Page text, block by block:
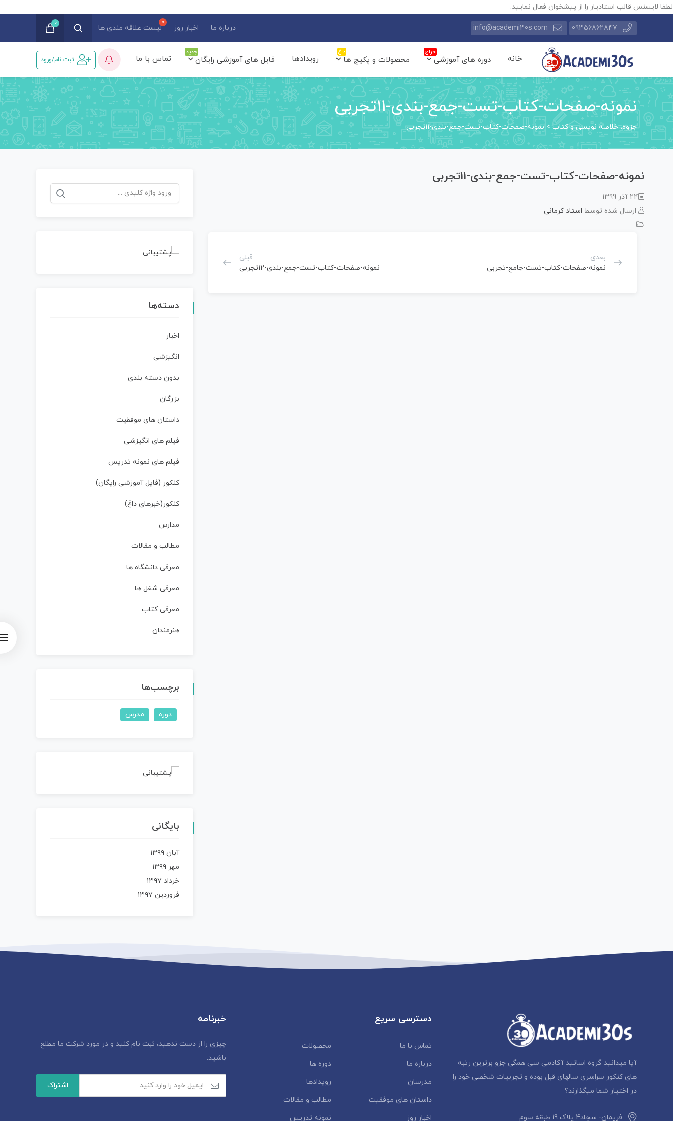
لطفا لایسنس قالب استادیار را از پیشخوان فعال نمایید.
09356862847
info@academi30s.com درباره ما اخبار روز لیست علاقه مندی ها
0
خانه دوره های آموزشی
حراج
محصولات و پکیج ها
داغ
رویدادها فایل های آموزشی رایگان
جدید
تماس با ما ثبت نام/ورود
نمونه-صفحات-کتاب-تست-جمع-بندی-11تجربی
جزوه، خلاصه نویسی و کتاب>نمونه-صفحات-کتاب-تست-جمع-بندی-11تجربی
نمونه-صفحات-کتاب-تست-جمع-بندی-11تجربی
24 آذر 1399
ارسال شده توسط استاد کرمانی
بعدی
نمونه-صفحات-کتاب-تست-جامع-تجربی
قبلی
نمونه-صفحات-کتاب-تست-جمع-بندی-12تجربی
جستجو
برای:
دسته‌ها
اخبار
انگیزشی
بدون دسته بندی
بزرگان
داستان‌ های موفقیت
فیلم های انگیزشی
فیلم های نمونه تدریس
کنکور (فایل آموزشی رایگان)
کنکور(خبرهای داغ)
مدارس
مطالب و مقالات
معرفی دانشگاه ها
معرفی شغل ها
معرفی کتاب
هنرمندان
برچسب‌ها
دوره مدرس
بایگانی
آبان ۱۳۹۹
مهر ۱۳۹۹
خرداد ۱۳۹۷
فروردین ۱۳۹۷
آیا میدانید گروه اساتید آکادمی سی همگی جزو برترین رتبه
های کنکور سراسری سالهای قبل بوده و تجربیات شخصی خود را
در اختیار شما میگذارند؟
فریمان- سجاد4 پلاک 19 طبقه سوم
دسترسی سریع
تماس با ما
محصولات
درباره ما
دوره ها
مدرسان
رویدادها
داستان‌ های موفقیت
مطالب و مقالات
اخبار روز
نمونه تدریس
خبرنامه
چیزی را از دست ندهید، ثبت نام کنید و در مورد شرکت ما مطلع
باشید.